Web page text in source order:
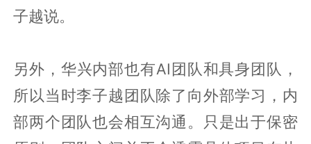
子越说。
另外，华兴内部也有AI团队和具身团队，
所以当时李子越团队除了向外部学习，内
部两个团队也会相互沟通。只是出于保密